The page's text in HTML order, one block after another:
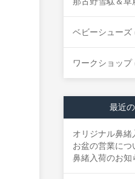
ベビーシューズ
ワークショップ
最近
オリジナル鼻緒
お盆の営業につ
鼻緒入荷のお知